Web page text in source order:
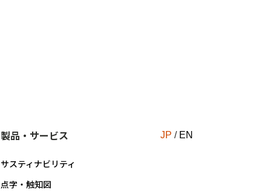
製品・サービス
サスティナビリティ
点字・触知図
JP / EN